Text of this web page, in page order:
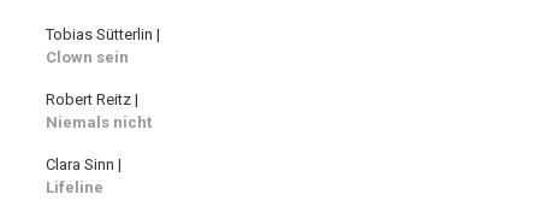
Tobias Sütterlin |
Clown sein
Robert Reitz |
Niemals nicht
Clara Sinn |
Lifeline